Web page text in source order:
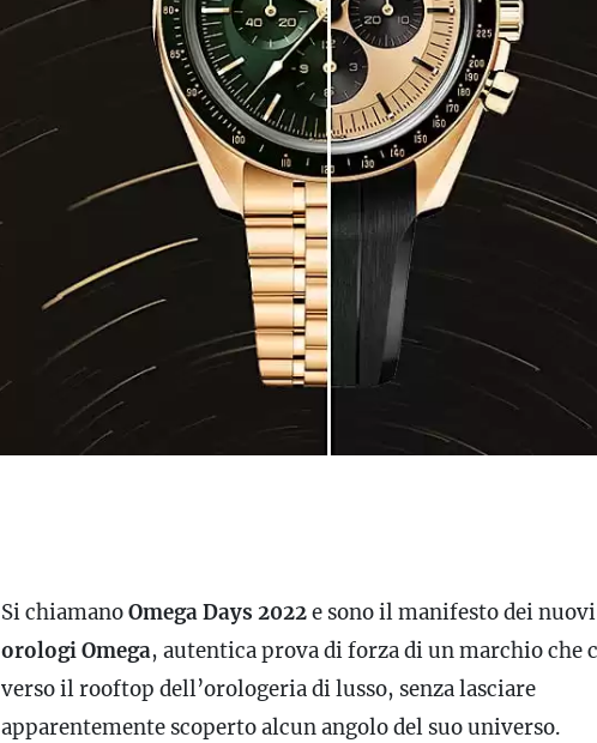
Si chiamanoOmega Days 2022e sono il manifesto dei nuovi
orologiOmega, autentica prova di forza di un marchio che
verso il rooftop dell’orologeria di lusso, senza lasciare
apparentemente scoperto alcun angolo del suo universo.